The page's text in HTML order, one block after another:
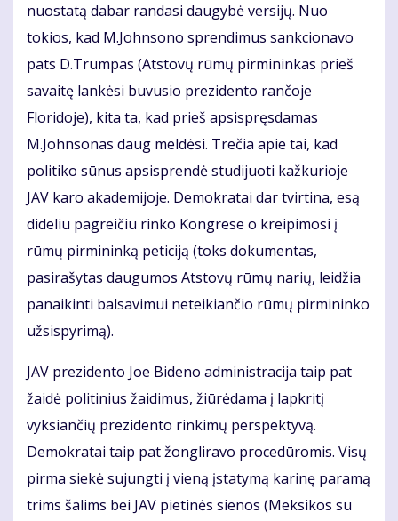
nuostatą dabar randasi daugybė versijų. Nuo
tokios, kad M.Johnsono sprendimus sankcionavo
pats D.Trumpas (Atstovų rūmų pirmininkas prieš
savaitę lankėsi buvusio prezidento rančoje
Floridoje), kita ta, kad prieš apsispręsdamas
M.Johnsonas daug meldėsi. Trečia apie tai, kad
politiko sūnus apsisprendė studijuoti kažkurioje
JAV karo akademijoje. Demokratai dar tvirtina, esą
dideliu pagreičiu rinko Kongrese o kreipimosi į
rūmų pirmininką peticiją (toks dokumentas,
pasirašytas daugumos Atstovų rūmų narių, leidžia
panaikinti balsavimui neteikiančio rūmų pirmininko
užsispyrimą).
JAV prezidento Joe Bideno administracija taip pat
žaidė politinius žaidimus, žiūrėdama į lapkritį
vyksiančių prezidento rinkimų perspektyvą.
Demokratai taip pat žongliravo procedūromis. Visų
pirma siekė sujungti į vieną įstatymą karinę paramą
trims šalims bei JAV pietinės sienos (Meksikos su